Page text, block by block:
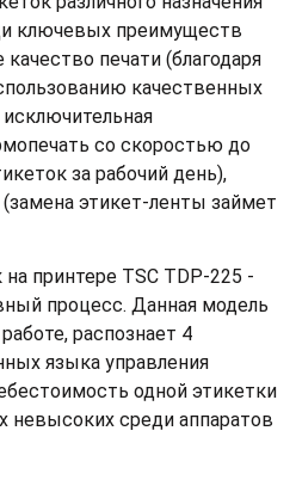
ключевых преимуществ
печати (благодаря
качественных
со скоростью до
за рабочий день),
этикет-ленты займет
принтере TSC TDP-225 -
процесс. Данная модель
распознает 4
языка управления
одной этикетки
невысоких среди аппаратов